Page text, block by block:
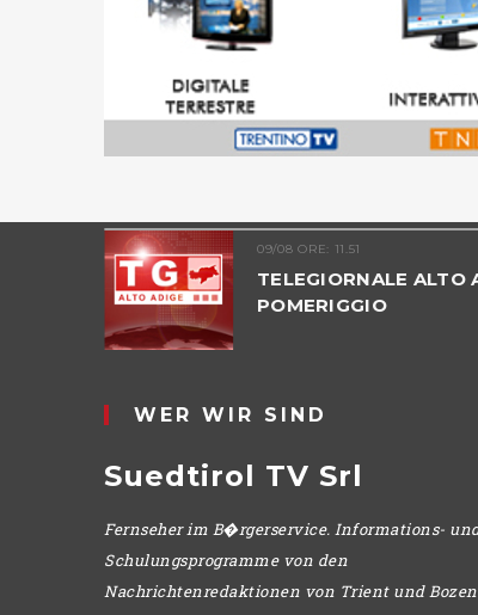
09/08 ORE: 11.51
TELEGIORNALE ALTO
POMERIGGIO
WER WIR SIND
Suedtirol TV Srl
Fernseher im B�rgerservice. Informations-
Schulungsprogramme von den
Nachrichtenredaktionen von Trient und